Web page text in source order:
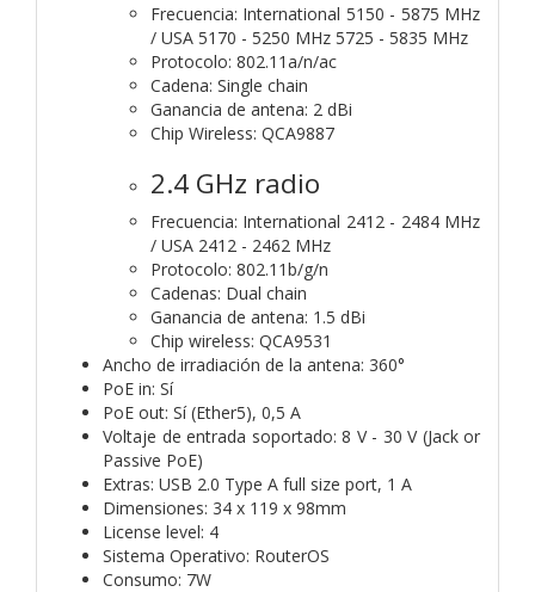
Frecuencia: International 5150 - 5875 MHz
/ USA 5170 - 5250 MHz 5725 - 5835 MHz
Protocolo: 802.11a/n/ac
Cadena: Single chain
Ganancia de antena: 2 dBi
Chip Wireless: QCA9887
2.4 GHz radio
Frecuencia: International 2412 - 2484 MHz
/ USA 2412 - 2462 MHz
Protocolo: 802.11b/g/n
Cadenas: Dual chain
Ganancia de antena: 1.5 dBi
Chip wireless: QCA9531
Ancho de irradiación de la antena: 360°
PoE in: Sí
PoE out: Sí (Ether5), 0,5 A
Voltaje de entrada soportado: 8 V - 30 V (Jack or
Passive PoE)
Extras: USB 2.0 Type A full size port, 1 A
Dimensiones: 34 x 119 x 98mm
License level: 4
Sistema Operativo: RouterOS
Consumo: 7W